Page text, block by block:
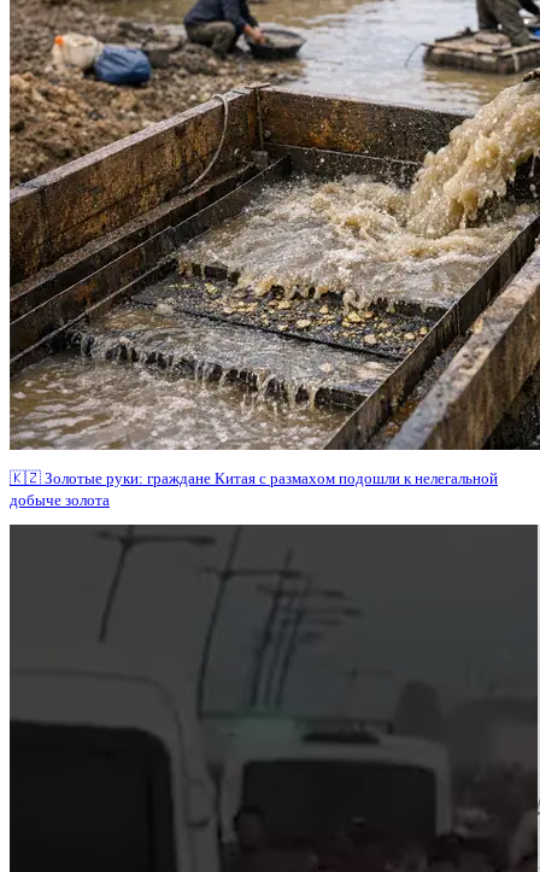
🇰🇿 Золотые руки: граждане Китая с размахом подошли к нелегальной
добыче золота